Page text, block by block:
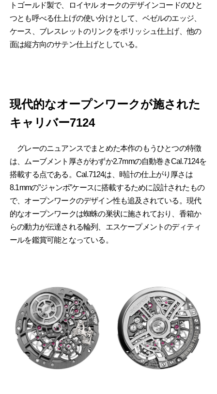
トゴールド製で、ロイヤル オークのデザインコードのひと
つとも呼べる仕上げの使い分けとして、ベゼルのエッジ、
ケース、ブレスレットのリンクをポリッシュ仕上げ、他の
面は縦方向のサテン仕上げとしている。
現代的なオープンワークが施された
キャリバー7124
グレーのニュアンスでまとめた本作のもうひとつの特徴
は、ムーブメント厚さがわずか2.7mmの自動巻きCal.7124を
搭載する点である。Cal.7124は、時計の仕上がり厚さは
8.1mmの”ジャンボ”ケースに搭載するために設計されたもの
で、オープンワークのデザイン性も追及されている。現代
的なオープンワークは蜘蛛の巣状に施されており、香箱か
らの動力が伝達される輪列、エスケープメントのディティ
ールを鑑賞可能となっている。